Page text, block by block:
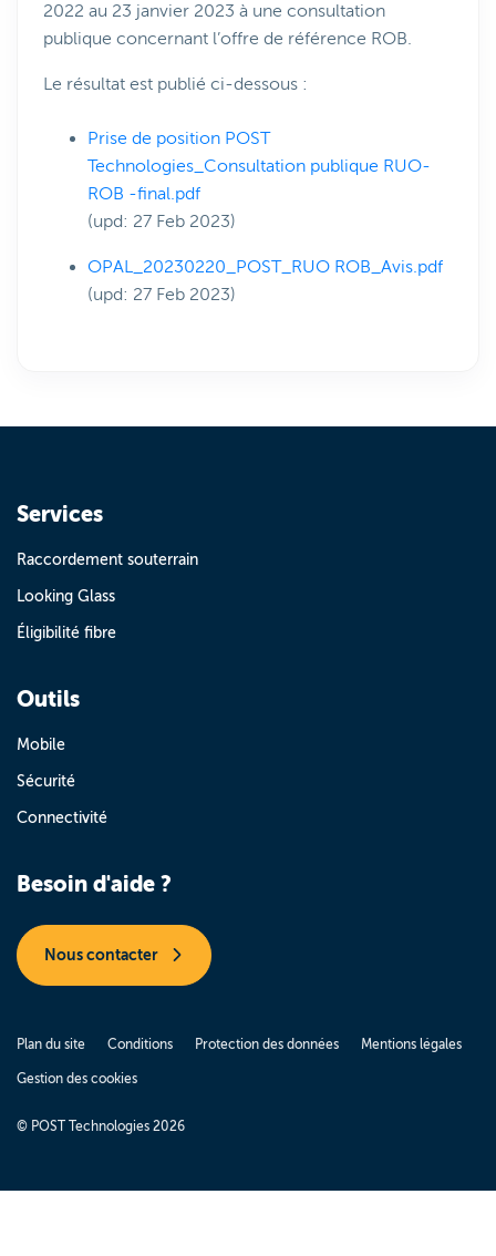
2022 au 23 janvier 2023 à une consultation
publique concernant l’offre de référence ROB.
Le résultat est publié ci-dessous :
Prise de position POST
Technologies_Consultation publique RUO-
ROB -final.pdf
(upd: 27 Feb 2023)
OPAL_20230220_POST_RUO ROB_Avis.pdf
(upd: 27 Feb 2023)
Services
Raccordement souterrain
Looking Glass
Éligibilité fibre
Outils
Mobile
Sécurité
Connectivité
Besoin d'aide ?
Nous contacter
Plan du site Conditions Protection des données Mentions légales
Gestion des cookies
© POST Technologies 2026